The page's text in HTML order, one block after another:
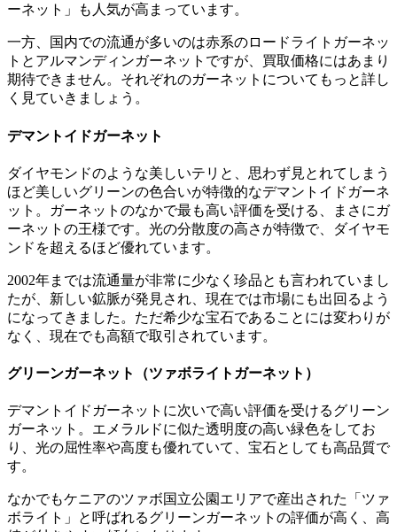
ーネット」も人気が高まっています。
一方、国内での流通が多いのは赤系のロードライトガーネッ
トとアルマンディンガーネットですが、買取価格にはあまり
期待できません。それぞれのガーネットについてもっと詳し
く見ていきましょう。
デマントイドガーネット
ダイヤモンドのような美しいテリと、思わず見とれてしまう
ほど美しいグリーンの色合いが特徴的なデマントイドガーネ
ット。ガーネットのなかで最も高い評価を受ける、まさにガ
ーネットの王様です。光の分散度の高さが特徴で、ダイヤモ
ンドを超えるほど優れています。
2002年までは流通量が非常に少なく珍品とも言われていまし
たが、新しい鉱脈が発見され、現在では市場にも出回るよう
になってきました。ただ希少な宝石であることには変わりが
なく、現在でも高額で取引されています。
グリーンガーネット（ツァボライトガーネット）
デマントイドガーネットに次いで高い評価を受けるグリーン
ガーネット。エメラルドに似た透明度の高い緑色をしてお
り、光の屈性率や高度も優れていて、宝石としても高品質で
す。
なかでもケニアのツァボ国立公園エリアで産出された「ツァ
ボライト」と呼ばれるグリーンガーネットの評価が高く、高